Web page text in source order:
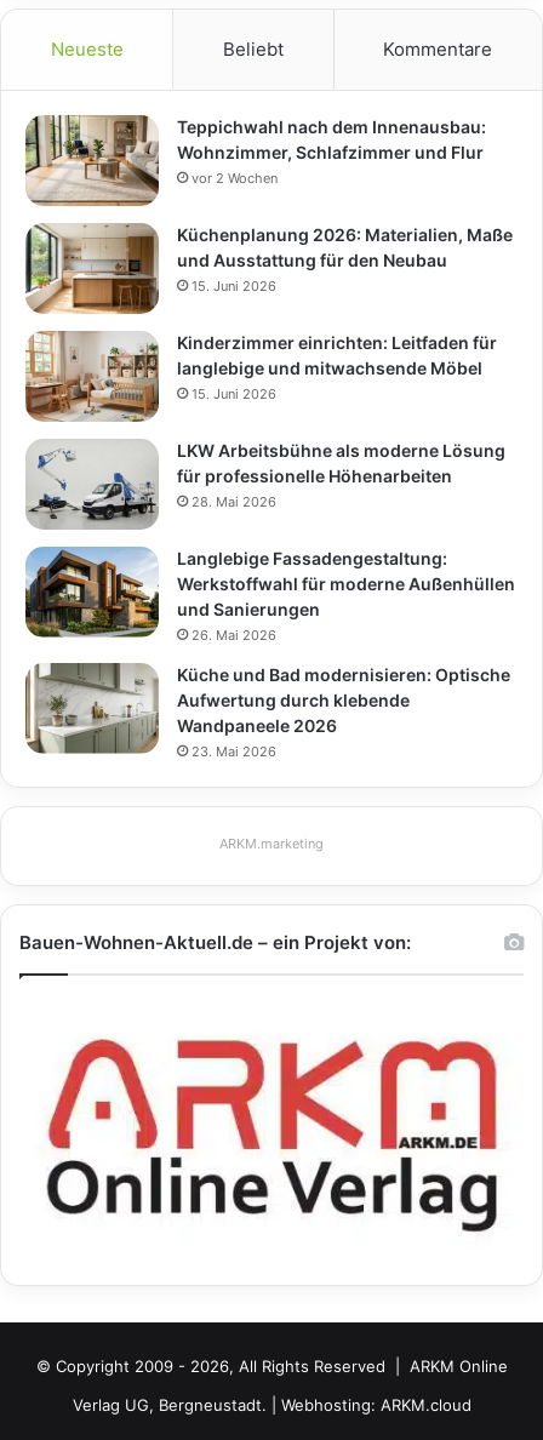
Neueste Beliebt Kommentare
Teppichwahl nach dem Innenausbau:
Wohnzimmer, Schlafzimmer und Flur
vor 2 Wochen
Küchenplanung 2026: Materialien, Maße
und Ausstattung für den Neubau
15. Juni 2026
Kinderzimmer einrichten: Leitfaden für
langlebige und mitwachsende Möbel
15. Juni 2026
LKW Arbeitsbühne als moderne Lösung
für professionelle Höhenarbeiten
28. Mai 2026
Langlebige Fassadengestaltung:
Werkstoffwahl für moderne Außenhüllen
und Sanierungen
26. Mai 2026
Küche und Bad modernisieren: Optische
Aufwertung durch klebende
Wandpaneele 2026
23. Mai 2026
ARKM.marketing
Bauen-Wohnen-Aktuell.de – ein Projekt von:
© Copyright 2009 - 2026, All Rights Reserved | ARKM Online
Verlag UG, Bergneustadt. | Webhosting: ARKM.cloud